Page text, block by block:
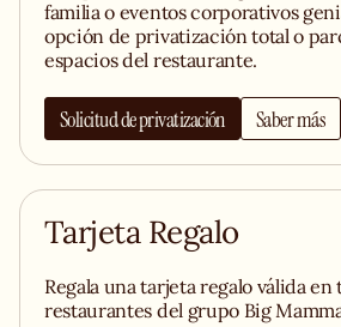
familia o eventos corporativos
opción de privatización total o
espacios del restaurante.
Solicitud de privatización Saber más
Tarjeta Regalo
Regala una tarjeta regalo válida en
restaurantes del grupo Big